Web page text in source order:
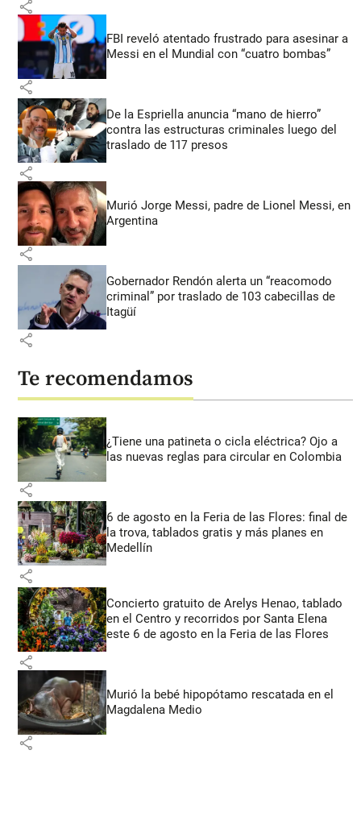
share
FBI reveló atentado frustrado para asesinar a
Messi en el Mundial con “cuatro bombas”
share
De la Espriella anuncia “mano de hierro”
contra las estructuras criminales luego del
traslado de 117 presos
share
Murió Jorge Messi, padre de Lionel Messi, en
Argentina
share
Gobernador Rendón alerta un “reacomodo
criminal” por traslado de 103 cabecillas de
Itagüí
share
Te recomendamos
¿Tiene una patineta o cicla eléctrica? Ojo a
las nuevas reglas para circular en Colombia
share
6 de agosto en la Feria de las Flores: final de
la trova, tablados gratis y más planes en
Medellín
share
Concierto gratuito de Arelys Henao, tablado
en el Centro y recorridos por Santa Elena
este 6 de agosto en la Feria de las Flores
share
Murió la bebé hipopótamo rescatada en el
Magdalena Medio
share